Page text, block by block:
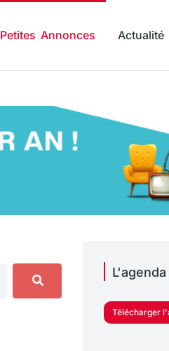
Petites Annonces Actualité
Télécharger